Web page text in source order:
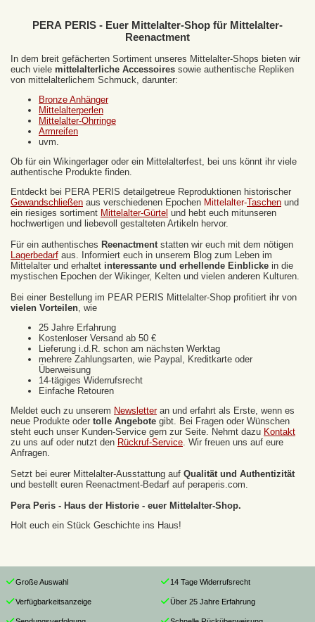
PERA PERIS - Euer Mittelalter-Shop für Mittelalter-
Reenactment
In dem breit gefächerten Sortiment unseres Mittelalter-Shops bieten wir
euch viele mittelalterliche Accessoires sowie authentische Repliken
von mittelalterlichem Schmuck, darunter:
Bronze Anhänger
Mittelalterperlen
Mittelalter-Ohrringe
Armreifen
uvm.
Ob für ein Wikingerlager oder ein Mittelalterfest, bei uns könnt ihr viele
authentische Produkte finden.
Entdeckt bei PERA PERIS detailgetreue Reproduktionen historischer
Gewandschließen aus verschiedenen Epochen Mittelalter-Taschen und
ein riesiges sortiment Mittelalter-Gürtel und hebt euch mitunseren
hochwertigen und liebevoll gestalteten Artikeln hervor.
Für ein authentisches Reenactment statten wir euch mit dem nötigen
Lagerbedarf aus. Informiert euch in unserem Blog zum Leben im
Mittelalter und erhaltet interessante und erhellende Einblicke in die
mystischen Epochen der Wikinger, Kelten und vielen anderen Kulturen.
Bei einer Bestellung im PEAR PERIS Mittelalter-Shop profitiert ihr von
vielen Vorteilen, wie
25 Jahre Erfahrung
Kostenloser Versand ab 50 €
Lieferung i.d.R. schon am nächsten Werktag
mehrere Zahlungsarten, wie Paypal, Kreditkarte oder
Überweisung
14-tägiges Widerrufsrecht
Einfache Retouren
Meldet euch zu unserem Newsletteran und erfahrt als Erste, wenn es
neue Produkte oder tolle Angebote gibt. Bei Fragen oder Wünschen
steht euch unser Kunden-Service gern zur Seite. Nehmt dazu Kontakt
zu uns auf oder nutzt den Rückruf-Service. Wir freuen uns auf eure
Anfragen.
Setzt bei eurer Mittelalter-Ausstattung auf Qualität und Authentizität
und bestellt euren Reenactment-Bedarf auf peraperis.com.
Pera Peris - Haus der Historie - euer Mittelalter-Shop.
Holt euch ein Stück Geschichte ins Haus!
Große Auswahl
Verfügbarkeitsanzeige
14 Tage Widerrufsrecht
Über 25 Jahre Erfahrung